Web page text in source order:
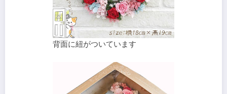
背面に紐がついています